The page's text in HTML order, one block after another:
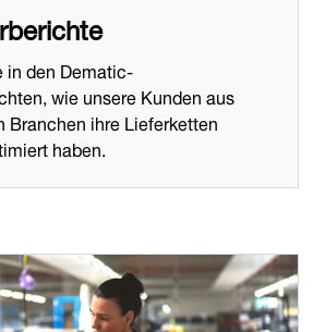
in den Dematic-
wie unsere Kunden aus
Branchen ihre Lieferketten
haben.